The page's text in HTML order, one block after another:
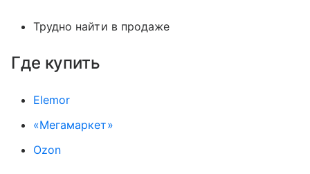
Трудно найти в продаже
Где купить
Elemor
«Мегамаркет»
Ozon